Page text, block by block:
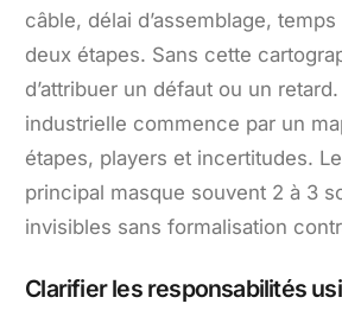
câble, délai d’assemblage,
deux étapes. Sans cette
d’attribuer un défaut ou un
industrielle commence par un
étapes, players et incertitudes.
principal masque souvent 2 à 3
invisibles sans formalisation
Clarifier les responsabilités